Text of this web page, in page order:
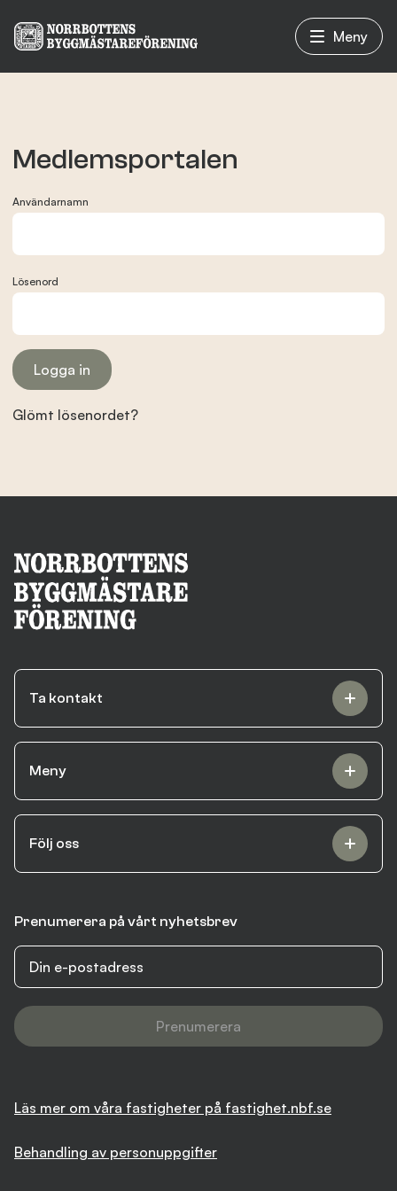
Meny
Evenemang
Branschens utveckling
Kontakta oss
Besök nbf.se
Medlemsportalen
Användarnamn
Lösenord
Glömt lösenordet?
Prenumerera på vårt nyhetsbrev
Prenumerera
Ta kontakt
Meny
Följ oss
Läs mer om våra fastigheter på fastighet.nbf.se
Behandling av personuppgifter